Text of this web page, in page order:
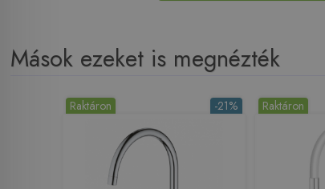
Mások ezeket is megnézték
-21%
Raktáron Raktáron